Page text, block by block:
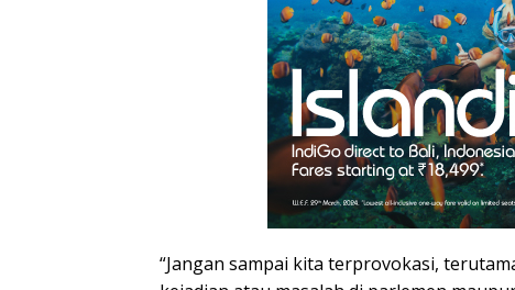
“Jangan sampai kita terprovokasi,